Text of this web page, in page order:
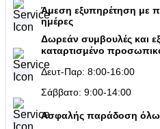
Άμεση εξυπηρέτηση με
ημέρες
Δωρεάν συμβουλές και
καταρτισμένο
Δευτ-Παρ: 8:00-16:00
Σάββατο: 9:00-14:00
Ασφαλής παράδοση